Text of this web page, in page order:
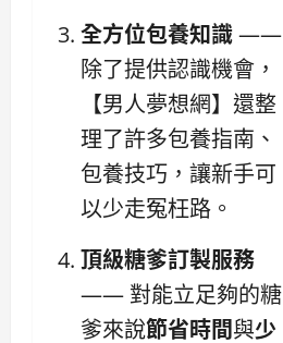
全方位包養知識——
除了提供認識機會，
【男人夢想網】還整
理了許多包養指南、
包養技巧，讓新手可
以少走冤枉路。
頂級糖爹訂製服務
—— 對能立足夠的糖
爹來說節省時間與少